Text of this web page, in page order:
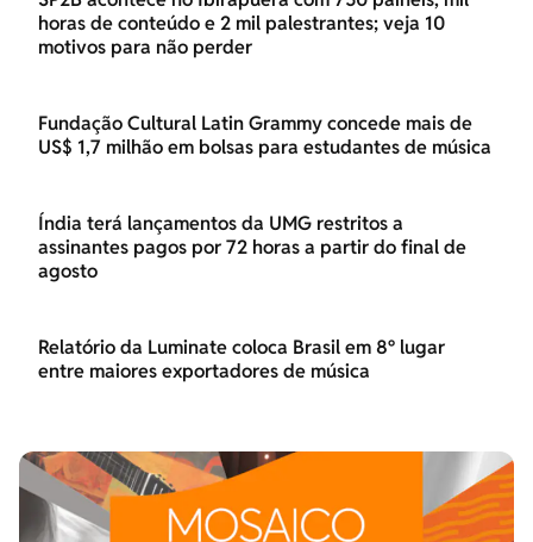
horas de conteúdo e 2 mil palestrantes; veja 10
motivos para não perder
Fundação Cultural Latin Grammy concede mais de
US$ 1,7 milhão em bolsas para estudantes de música
Índia terá lançamentos da UMG restritos a
assinantes pagos por 72 horas a partir do final de
agosto
Relatório da Luminate coloca Brasil em 8º lugar
entre maiores exportadores de música